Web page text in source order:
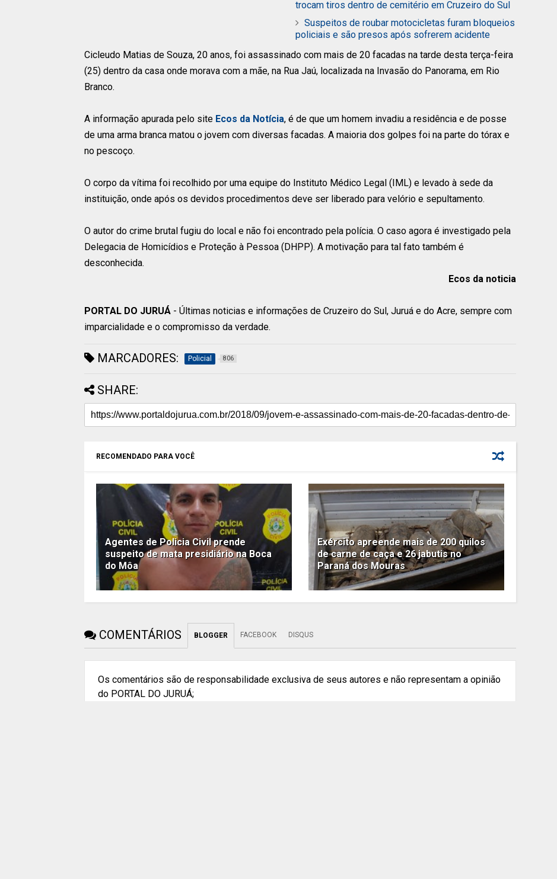
trocam tiros dentro de cemitério em Cruzeiro do Sul
Suspeitos de roubar motocicletas furam bloqueios
policiais e são presos após sofrerem acidente
Cicleudo Matias de Souza, 20 anos, foi assassinado com mais de 20 facadas na tarde desta terça-feira
(25) dentro da casa onde morava com a mãe, na Rua Jaú, localizada na Invasão do Panorama, em Rio
Branco.
A informação apurada pelo site Ecos da Notícia, é de que um homem invadiu a residência e de posse
de uma arma branca matou o jovem com diversas facadas. A maioria dos golpes foi na parte do tórax e
no pescoço.
O corpo da vítima foi recolhido por uma equipe do Instituto Médico Legal (IML) e levado à sede da
instituição, onde após os devidos procedimentos deve ser liberado para velório e sepultamento.
O autor do crime brutal fugiu do local e não foi encontrado pela polícia. O caso agora é investigado pela
Delegacia de Homicídios e Proteção à Pessoa (DHPP). A motivação para tal fato também é
desconhecida.
Ecos da noticia
PORTAL DO JURUÁ - Últimas noticias e informações de Cruzeiro do Sul, Juruá e do Acre, sempre com
imparcialidade e o compromisso da verdade.
MARCADORES: Policial 806
SHARE:
RECOMENDADO PARA VOCÊ
Agentes de Policia Civil prende
suspeito de mata presidiário na Boca
do Môa
Exército apreende mais de 200 quilos
de carne de caça e 26 jabutis no
Paraná dos Mouras
COMENTÁRIOS BLOGGER FACEBOOK DISQUS
Os comentários são de responsabilidade exclusiva de seus autores e não representam a opinião
do PORTAL DO JURUÁ;